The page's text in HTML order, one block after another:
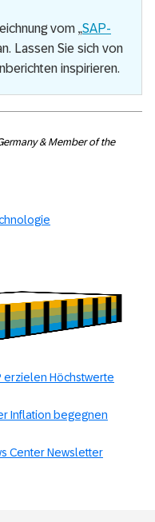
vom „SAP-
Lassen Sie sich von
inspirieren.
& Member of the
erzielen Höchstwerte
Inflation begegnen
Center Newsletter